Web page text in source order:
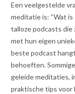
Een veelgestelde
meditatie is: “Wat is
talloze podcasts die
met hun eigen
beste podcast
behoeften.
geleide meditaties,
praktische tips voor